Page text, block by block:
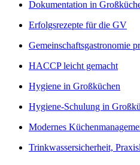
Dokumentation in
Erfolgsrezepte für die GV
Gemeinschaftsgastronomie
HACCP leicht gemacht
Hygiene in Großküchen
Hygiene-Schulung in
Modernes
Trinkwassersicherheit,